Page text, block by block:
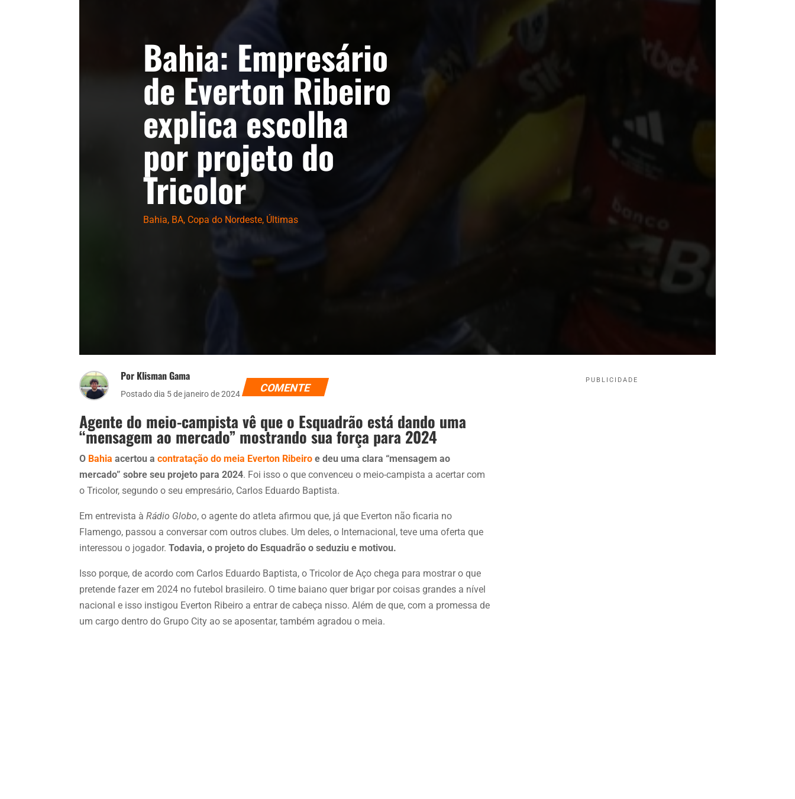
Bahia: Empresário
de Everton Ribeiro
explica escolha
por projeto do
Tricolor
Bahia, BA, Copa do Nordeste, Últimas
Por Klisman Gama
Postado dia 5 de janeiro de 2024 COMENTE
Agente do meio-campista vê que o Esquadrão está dando uma
“mensagem ao mercado” mostrando sua força para 2024
O Bahia acertou acontratação do meia Everton Ribeiro e deu uma clara “mensagem ao
mercado” sobre seu projeto para 2024. Foi isso o que convenceu o meio-campista a acertar com
o Tricolor, segundo o seu empresário, Carlos Eduardo Baptista.
Em entrevista àRádio Globo, o agente do atleta afirmou que, já que Everton não ficaria no
Flamengo, passou a conversar com outros clubes. Um deles, o Internacional, teve uma oferta que
interessou o jogador.Todavia, o projeto do Esquadrão o seduziu e motivou.
Isso porque, de acordo com Carlos Eduardo Baptista, o Tricolor de Aço chega para mostrar o que
pretende fazer em 2024 no futebol brasileiro. O time baiano quer brigar por coisas grandes a nível
nacional e isso instigou Everton Ribeiro a entrar de cabeça nisso. Além de que, com a promessa de
um cargo dentro do Grupo City ao se aposentar, também agradou o meia.
PUBLICIDADE